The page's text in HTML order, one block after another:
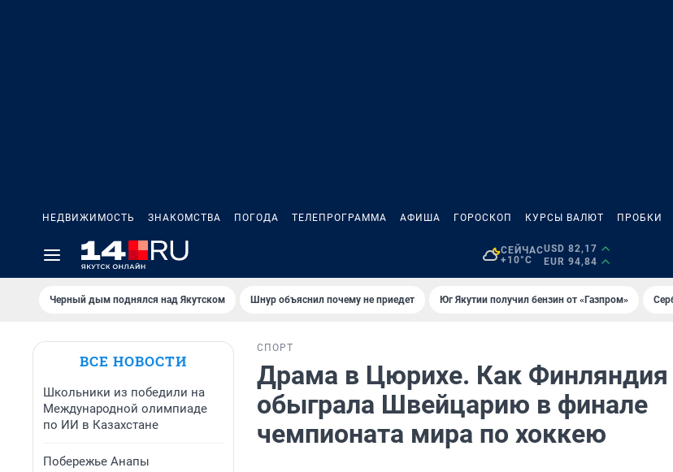
НЕДВИЖИМОСТЬ ЗНАКОМСТВА ПОГОДА ТЕЛЕПРОГРАММА АФИША ГОРОСКОП КУРСЫ ВАЛЮТ ПРОБКИ
СЕЙЧАС
+10°C
USD 82,17
EUR 94,84
Черный дым поднялся над Якутском Шнур объяснил почему не приедет Юг Якутии получил бензин от «Газпром»
ВСЕ НОВОСТИ
Школьники из победили на
Международной олимпиаде
по ИИ в Казахстане
Побережье Анапы
СПОРТ
Драма в Цюрихе. Как Финляндия
обыграла Швейцарию в финале
чемпионата мира по хоккею